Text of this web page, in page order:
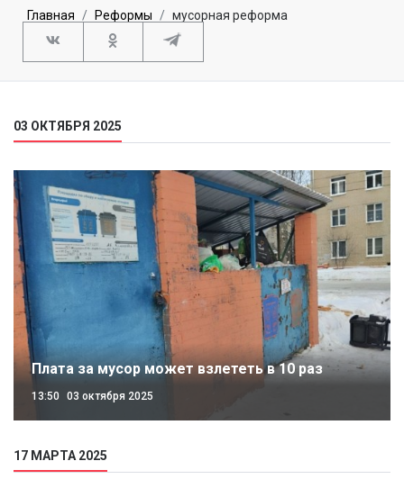
Главная Реформы мусорная реформа
03 ОКТЯБРЯ 2025
Плата за мусор может взлететь в 10 раз
13:50 03 октября 2025
17 МАРТА 2025